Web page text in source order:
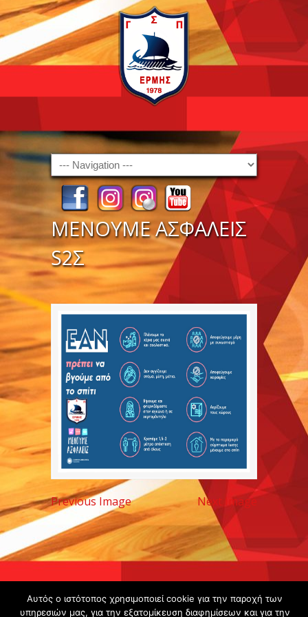
Navigation
ΜΕΝΟΥΜΕ ΑΣΦΑΛΕΙΣ
S2Σ
Previous Image Next Image
Copyright ©
Αυτός ο ιστότοπος χρησιμοποιεί cookie για την παροχή των
υπηρεσιών μας, για την εξατομίκευση διαφημίσεων και για την